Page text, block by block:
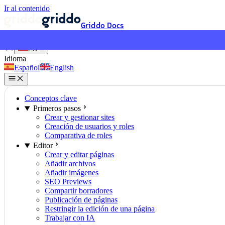
Ir al contenido
Griddo Docs
ES
Idioma
Español
English
Conceptos clave
Primeros pasos
Crear y gestionar sites
Creación de usuarios y roles
Comparativa de roles
Editor
Crear y editar páginas
Añadir archivos
Añadir imágenes
SEO Previews
Compartir borradores
Publicación de páginas
Restringir la edición de una página
Trabajar con IA